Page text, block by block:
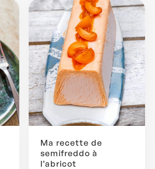
Ma recette de
semifreddo à
l’abricot